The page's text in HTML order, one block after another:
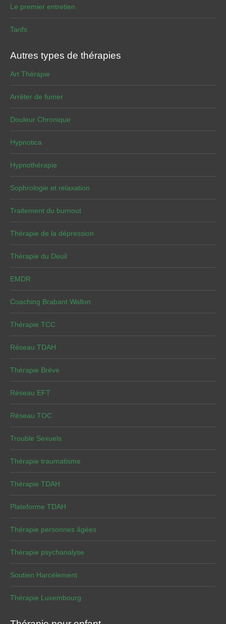
Le premier entretien
Tarifs
Autres types de thérapies
Art Thérapie
Arrêter de fumer
Douleur Chronique
Hypnotica
Hypnothérapie
Sophrologie et relaxation
Traitement du burnout
Thérapie de la dépression
Thérapie du Deuil
EMDR
Coaching Brabant Wallon
Thérapie TCC
Réseau TDAH
Thérapie Brève
Réseau EFT
Réseau TOC
Trouble Sexuels
Thérapie traumatisme
Thérapie TDAH
Plateforme TDAH
Thérapie personnes âgées
Thérapie psychanalyse
Soutien Harcèlement
Thérapie Luxembourg